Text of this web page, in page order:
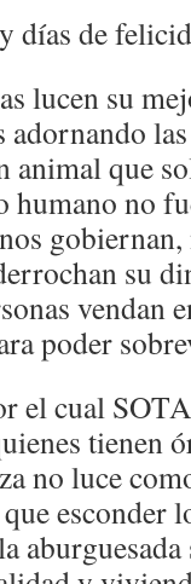
días de
lucen su
que
humano no
su
vendan
poder
el cual
tienen
no luce
esconder